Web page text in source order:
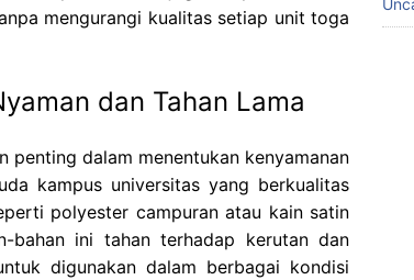
mengurangi kualitas setiap unit toga
dan Tahan Lama
penting dalam menentukan kenyamanan
kampus universitas yang berkualitas
polyester campuran atau kain satin
bahan ini tahan terhadap kerutan dan
digunakan dalam berbagai kondisi